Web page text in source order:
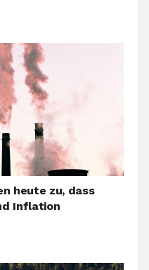
heute zu, dass
Inflation